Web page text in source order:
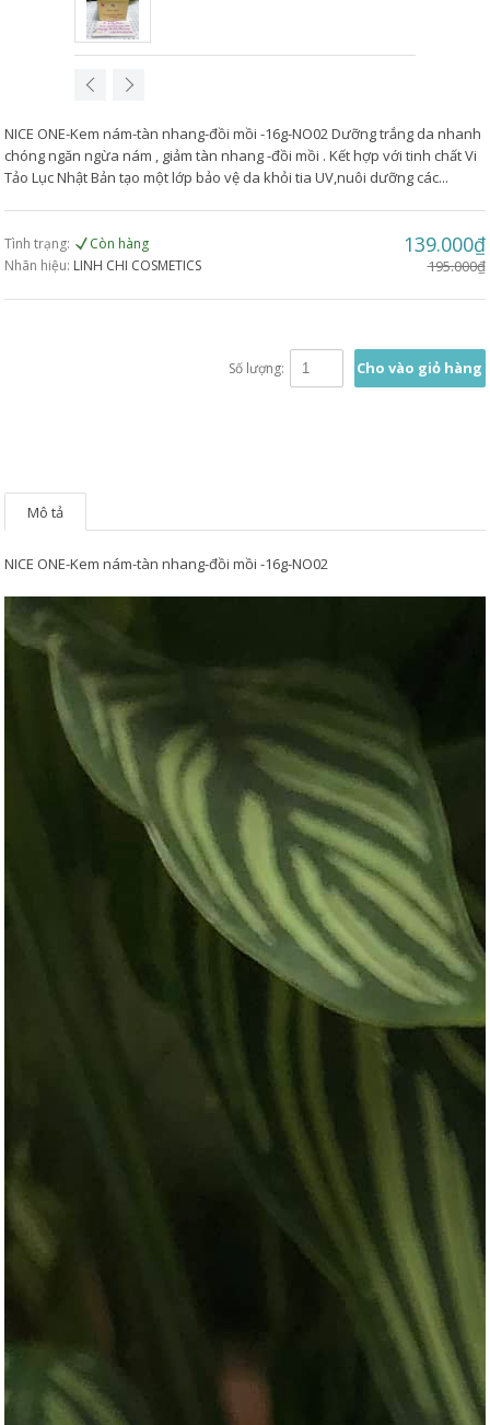
NICE ONE-Kem nám-tàn nhang-đồi mồi -16g-NO02 Dưỡng trắng da nhanh
chóng ngăn ngừa nám , giảm tàn nhang -đồi mồi . Kết hợp với tinh chất Vi
Tảo Lục Nhật Bản tạo một lớp bảo vệ da khỏi tia UV,nuôi dưỡng các...
Tình trạng:
Còn hàng
Nhãn hiệu: LINH CHI COSMETICS
139.000₫
195.000₫
Cho vào giỏ hàng
Số lượng:
Mô tả
NICE ONE-Kem nám-tàn nhang-đồi mồi -16g-NO02